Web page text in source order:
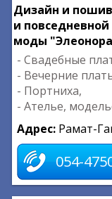
Дизайн и
и
моды
- Свадебные
- Вечерние
- Портниха,
- Ателье,
Адрес: Рамат-
054-